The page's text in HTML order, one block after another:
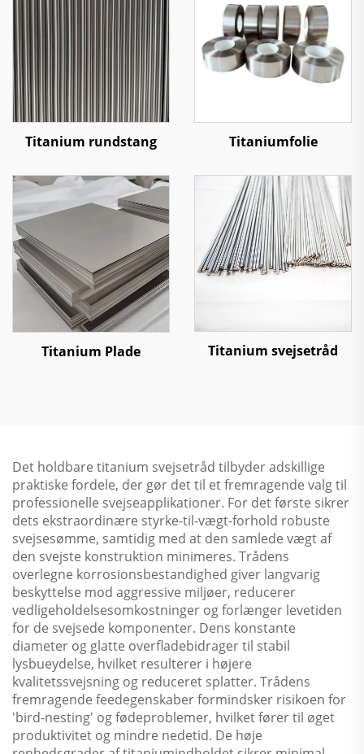
Titanium rundstang Titaniumfolie
Titanium Plade Titanium svejsetråd
Det holdbare titanium svejsetråd tilbyder adskillige
praktiske fordele, der gør det til et fremragende valg til
professionelle svejseapplikationer. For det første sikrer
dets ekstraordinære styrke-til-vægt-forhold robuste
svejsesømme, samtidig med at den samlede vægt af
den svejste konstruktion minimeres. Trådens
overlegne korrosionsbestandighed giver langvarig
beskyttelse mod aggressive miljøer, reducerer
vedligeholdelsesomkostninger og forlænger levetiden
for de svejsede komponenter. Dens konstante
diameter og glatte overfladebidrager til stabil
lysbueydelse, hvilket resulterer i højere
kvalitetssvejsning og reduceret splatter. Trådens
fremragende feedegenskaber formindsker risikoen for
'bird-nesting' og fødeproblemer, hvilket fører til øget
produktivitet og mindre nedetid. De høje